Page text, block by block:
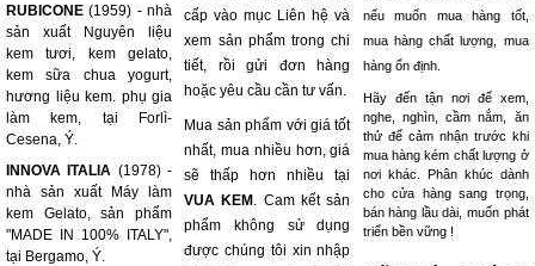
RUBICONE (1959) - nhà
sản xuất Nguyên liệu
kem tươi, kem gelato,
kem sữa chua yogurt,
hương liệu kem. phụ gia
làm kem, tại Forlì-
Cesena, Ý.
INNOVA ITALIA (1978) -
nhà sản xuất Máy làm
kem Gelato, sản phẩm
"MADE IN 100% ITALY",
tại Bergamo, Ý.
cấp vào mục Liên hệ và
xem sản phẩm trong chi
tiết, rồi gửi đơn hàng
hoặc yêu cầu cần tư vấn.
Mua sản phẩm với giá tốt
nhất, mua nhiều hơn, giá
sẽ thấp hơn nhiều tại
VUA KEM . Cam kết sản
phẩm không sử dụng
được chúng tôi xin nhập
nếu muốn mua hàng tốt,
mua hàng chất lượng, mua
hàng ổn định.
Hãy đến tận nơi để xem,
nghe, nghìn, cầm nắm, ăn
thử để cảm nhận trước khi
mua hàng kém chất lượng ở
nơi khác. Phân khúc dành
cho cửa hàng sang trọng,
bán hàng lầu dài, muốn phát
triển bền vững !